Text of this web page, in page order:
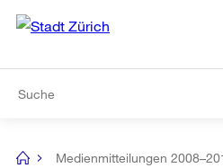
Navigation
[no
Medienmitteilungen